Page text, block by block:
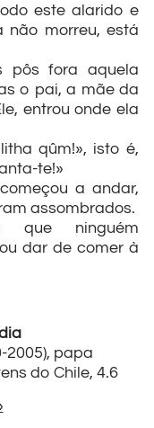
este alarido e
não morreu, está
pôs fora aquela
o pai, a mãe da
entrou onde ela
qûm!», isto é,
te!»
a andar,
assombrados.
que ninguém
dar de comer à
2005), papa
do Chile, 4.6